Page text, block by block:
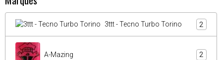
3ttt - Tecno Turbo Torino 2
A-Mazing 2